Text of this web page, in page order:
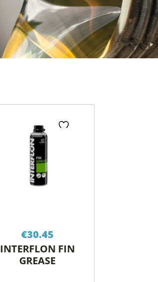
€30.45
INTERFLON FIN
GREASE